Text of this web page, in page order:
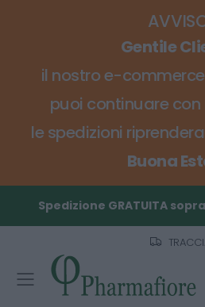
Gentile
il nostro e-
puoi continuare
le spedizioni
Buona
Spedizione GRATUITA
Toggle mobile